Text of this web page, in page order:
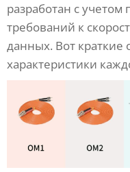
разработан с
требований к
данных. Вот
характеристики